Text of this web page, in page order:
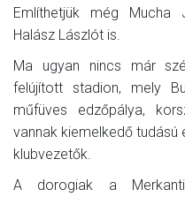
Említhetjük még
Halász Lászlót is.
Ma ugyan nincs már
felújított stadion, mely
műfüves edzőpálya,
vannak kiemelkedő
klubvezetők.
A dorogiak a